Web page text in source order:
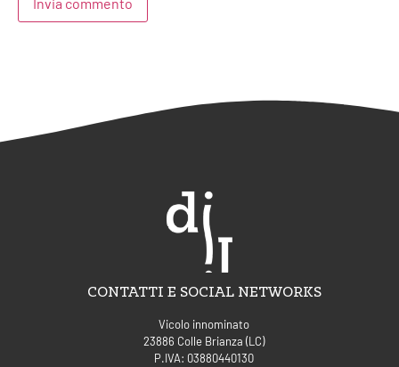
CONTATTI E SOCIAL NETWORKS
Vicolo innominato
23886 Colle Brianza (LC)
P.IVA: 03880440130